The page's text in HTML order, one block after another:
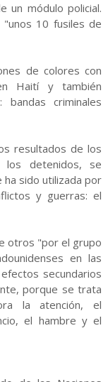
un módulo policial.
10 fusiles de
de colores con
Haití y también
criminales
resultados de los
los detenidos, se
sido utilizada por
y guerras: el
otros "por el grupo
en las
secundarios
porque se trata
la atención, el
el hambre y el